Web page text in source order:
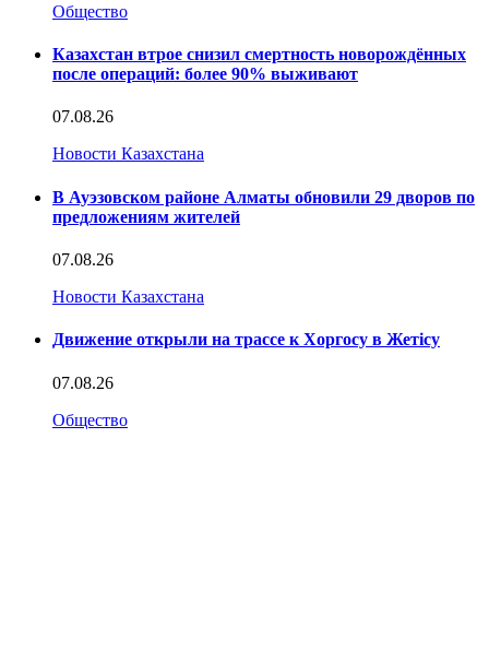
Общество
Казахстан втрое снизил смертность новорождённых
после операций: более 90% выживают
07.08.26
Новости Казахстана
В Ауэзовском районе Алматы обновили 29 дворов по
предложениям жителей
07.08.26
Новости Казахстана
Движение открыли на трассе к Хоргосу в Жетісу
07.08.26
Общество